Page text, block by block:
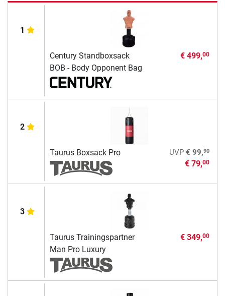
1
Century Standboxsack
BOB - Body Opponent Bag
€ 499,00
2
Taurus Boxsack Pro UVP € 99,90
€ 79,00
3
Taurus Trainingspartner
Man Pro Luxury
€ 349,00